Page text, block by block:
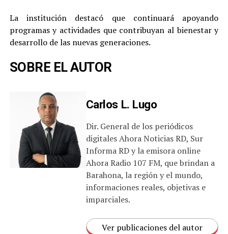
La institución destacó que continuará apoyando
programas y actividades que contribuyan al bienestar y
desarrollo de las nuevas generaciones.
SOBRE EL AUTOR
Carlos L. Lugo
Dir. General de los periódicos
digitales Ahora Noticias RD, Sur
Informa RD y la emisora online
Ahora Radio 107 FM, que brindan a
Barahona, la región y el mundo,
informaciones reales, objetivas e
imparciales.
Ver publicaciones del autor